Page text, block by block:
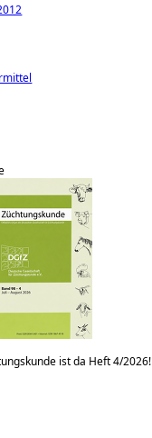
ist da Heft 4/2026!